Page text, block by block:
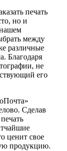
печать
но и
между
различные
Благодаря
не
его
Сделав
ценит свое
продукцию.